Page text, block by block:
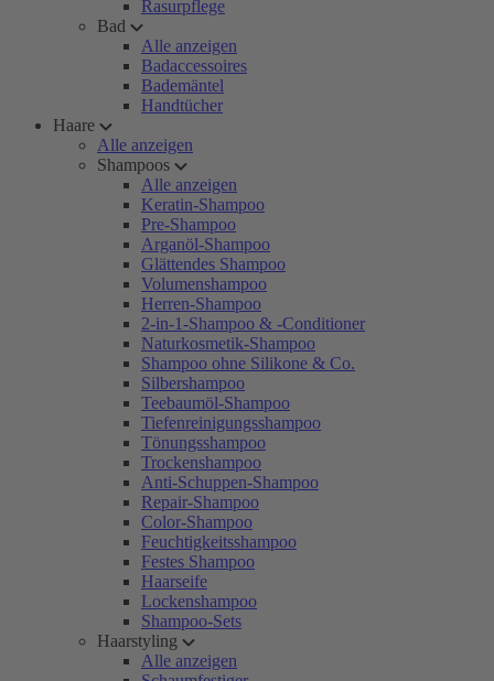
Rasurpflege
Bad
Alle anzeigen
Badaccessoires
Bademäntel
Handtücher
Haare
Alle anzeigen
Shampoos
Alle anzeigen
Keratin-Shampoo
Pre-Shampoo
Arganöl-Shampoo
Glättendes Shampoo
Volumenshampoo
Herren-Shampoo
2-in-1-Shampoo & -Conditioner
Naturkosmetik-Shampoo
Shampoo ohne Silikone & Co.
Silbershampoo
Teebaumöl-Shampoo
Tiefenreinigungsshampoo
Tönungsshampoo
Trockenshampoo
Anti-Schuppen-Shampoo
Repair-Shampoo
Color-Shampoo
Feuchtigkeitsshampoo
Festes Shampoo
Haarseife
Lockenshampoo
Shampoo-Sets
Haarstyling
Alle anzeigen